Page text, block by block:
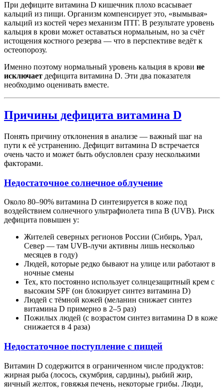
При дефиците витамина D кишечник плохо всасывает
кальций из пищи. Организм компенсирует это, «вымывая»
кальций из костей через механизм ПТГ. В результате уровень
кальция в крови может оставаться нормальным, но за счёт
истощения костного резерва — что в перспективе ведёт к
остеопорозу.
Именно поэтому нормальный уровень кальция в крови не
исключает дефицита витамина D. Эти два показателя
необходимо оценивать вместе.
Причины дефицита витамина D
Понять причину отклонения в анализе — важный шаг на
пути к её устранению. Дефицит витамина D встречается
очень часто и может быть обусловлен сразу несколькими
факторами.
Недостаточное солнечное облучение
Около 80–90% витамина D синтезируется в коже под
воздействием солнечного ультрафиолета типа B (UVB). Риск
дефицита повышен у:
Жителей северных регионов России (Сибирь, Урал,
Север — там UVB-лучи активны лишь несколько
месяцев в году)
Людей, которые редко бывают на улице или работают в
ночные смены
Тех, кто постоянно использует солнцезащитный крем с
высоким SPF (он блокирует синтез витамина D)
Людей с тёмной кожей (меланин снижает синтез
витамина D примерно в 2–5 раз)
Пожилых людей (с возрастом синтез витамина D в коже
снижается в 4 раза)
Недостаточное поступление с пищей
Витамин D содержится в ограниченном числе продуктов:
жирная рыба (лосось, скумбрия, сардины), рыбий жир,
яичный желток, говяжья печень, некоторые грибы. Люди,